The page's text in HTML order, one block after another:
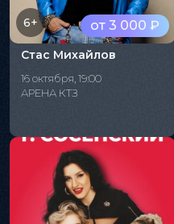
от 3 000 ₽
6+
Стас Михайлов
16 октября, 19:00
АРЕНА КТЗ